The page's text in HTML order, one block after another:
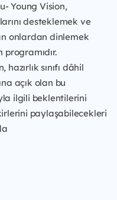
Young Vision,
desteklemek ve
onlardan dinlemek
programıdır.
sınıfı dâhil
açık olan bu
ilgili beklentilerini
paylaşabilecekleri